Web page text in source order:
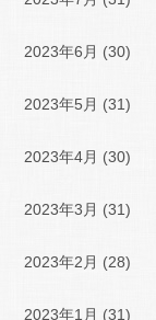
2023年6月 (30)
2023年5月 (31)
2023年4月 (30)
2023年3月 (31)
2023年2月 (28)
2023年1月 (31)